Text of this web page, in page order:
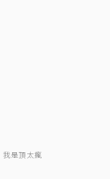
是頂太瘋